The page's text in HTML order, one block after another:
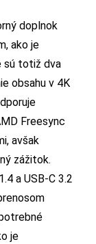
doplnok
ako je
sú totiž dva
obsahu v 4K
Freesync
avšak
zážitok.
a USB-C 3.2
je